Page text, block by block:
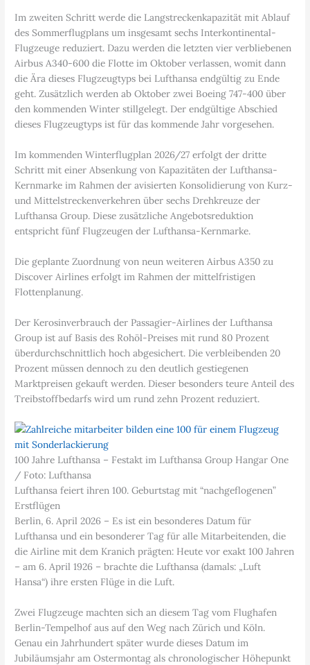
Im zweiten Schritt werde die Langstreckenkapazität mit Ablauf
des Sommerflugplans um insgesamt sechs Interkontinental-
Flugzeuge reduziert. Dazu werden die letzten vier verbliebenen
Airbus A340-600 die Flotte im Oktober verlassen, womit dann
die Ära dieses Flugzeugtyps bei Lufthansa endgültig zu Ende
geht. Zusätzlich werden ab Oktober zwei Boeing 747-400 über
den kommenden Winter stillgelegt. Der endgültige Abschied
dieses Flugzeugtyps ist für das kommende Jahr vorgesehen.
Im kommenden Winterflugplan 2026/27 erfolgt der dritte
Schritt mit einer Absenkung von Kapazitäten der Lufthansa-
Kernmarke im Rahmen der avisierten Konsolidierung von Kurz-
und Mittelstreckenverkehren über sechs Drehkreuze der
Lufthansa Group. Diese zusätzliche Angebotsreduktion
entspricht fünf Flugzeugen der Lufthansa-Kernmarke.
Die geplante Zuordnung von neun weiteren Airbus A350 zu
Discover Airlines erfolgt im Rahmen der mittelfristigen
Flottenplanung.
Der Kerosinverbrauch der Passagier-Airlines der Lufthansa
Group ist auf Basis des Rohöl-Preises mit rund 80 Prozent
überdurchschnittlich hoch abgesichert. Die verbleibenden 20
Prozent müssen dennoch zu den deutlich gestiegenen
Marktpreisen gekauft werden. Dieser besonders teure Anteil des
Treibstoffbedarfs wird um rund zehn Prozent reduziert.
100 Jahre Lufthansa – Festakt im Lufthansa Group Hangar One
/ Foto: Lufthansa
Lufthansa feiert ihren 100. Geburtstag mit “nachgeflogenen”
Erstflügen
Berlin, 6. April 2026 – Es ist ein besonderes Datum für
Lufthansa und ein besonderer Tag für alle Mitarbeitenden, die
die Airline mit dem Kranich prägten: Heute vor exakt 100 Jahren
– am 6. April 1926 – brachte die Lufthansa (damals: „Luft
Hansa“) ihre ersten Flüge in die Luft.
Zwei Flugzeuge machten sich an diesem Tag vom Flughafen
Berlin-Tempelhof aus auf den Weg nach Zürich und Köln.
Genau ein Jahrhundert später wurde dieses Datum im
Jubiläumsjahr am Ostermontag als chronologischer Höhepunkt